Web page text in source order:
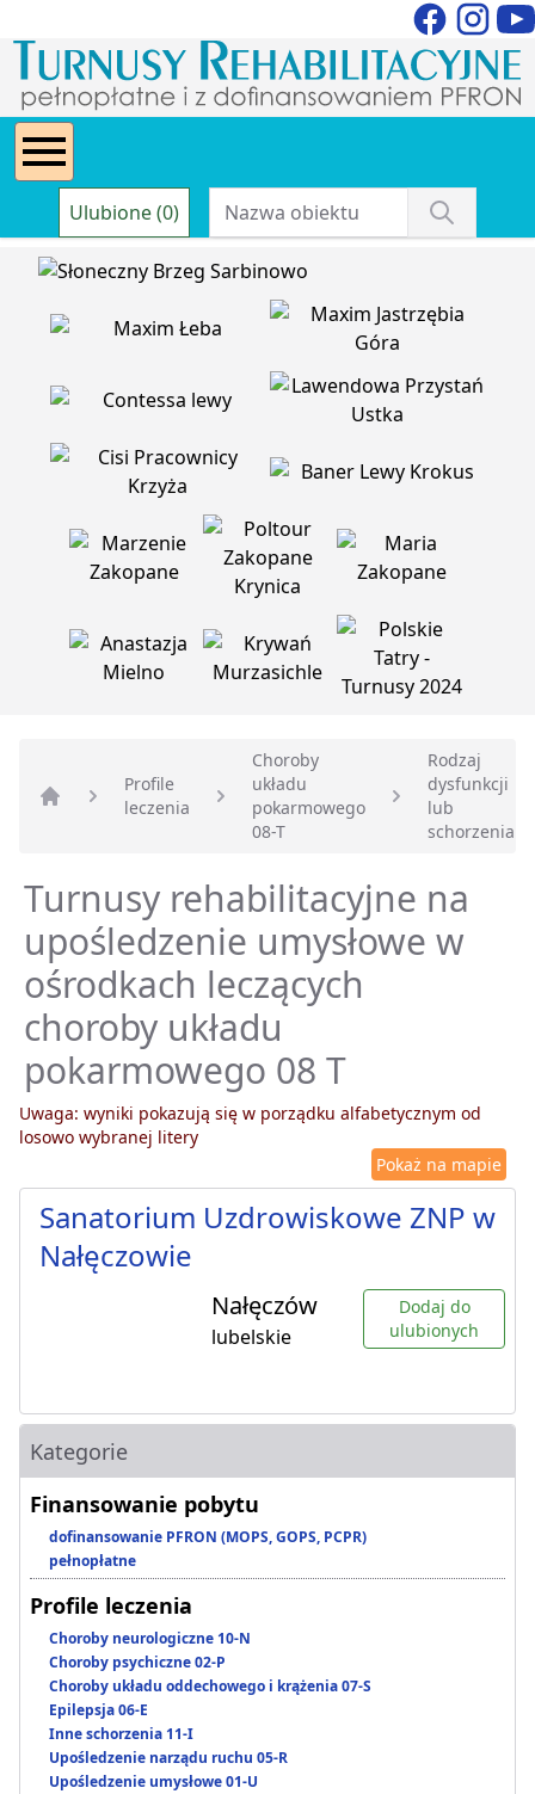
Ulubione (0)
Strona główna
Profile
leczenia
Choroby
układu
pokarmowego
08-T
Rodzaj
dysfunkcji
lub
schorzenia
Turnusy rehabilitacyjne na
upośledzenie umysłowe w
ośrodkach leczących
choroby układu
pokarmowego 08 T
Uwaga: wyniki pokazują się w porządku alfabetycznym od
losowo wybranej litery
Pokaż na mapie
Sanatorium Uzdrowiskowe ZNP w
Nałęczowie
Nałęczów
lubelskie
Dodaj do
ulubionych
Kategorie
Finansowanie pobytu
dofinansowanie PFRON (MOPS, GOPS, PCPR)
pełnopłatne
Profile leczenia
Choroby neurologiczne 10-N
Choroby psychiczne 02-P
Choroby układu oddechowego i krążenia 07-S
Epilepsja 06-E
Inne schorzenia 11-I
Upośledzenie narządu ruchu 05-R
Upośledzenie umysłowe 01-U